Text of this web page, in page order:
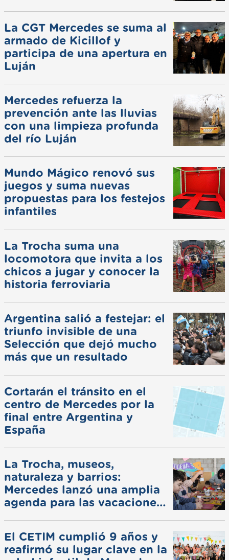
La CGT Mercedes se suma al
armado de Kicillof y
participa de una apertura en
Luján
Mercedes refuerza la
prevención ante las lluvias
con una limpieza profunda
del río Luján
Mundo Mágico renovó sus
juegos y suma nuevas
propuestas para los festejos
infantiles
La Trocha suma una
locomotora que invita a los
chicos a jugar y conocer la
historia ferroviaria
Argentina salió a festejar: el
triunfo invisible de una
Selección que dejó mucho
más que un resultado
Cortarán el tránsito en el
centro de Mercedes por la
final entre Argentina y
España
La Trocha, museos,
naturaleza y barrios:
Mercedes lanzó una amplia
agenda para las vacaciones
El CETIM cumplió 9 años y
reafirmó su lugar clave en la